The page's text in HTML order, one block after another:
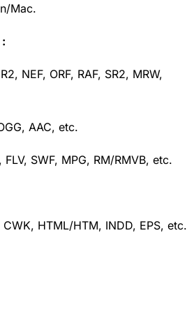
Mac.
NEF, ORF, RAF, SR2, MRW,
AAC, etc.
SWF, MPG, RM/RMVB, etc.
HTML/HTM, INDD, EPS, etc.